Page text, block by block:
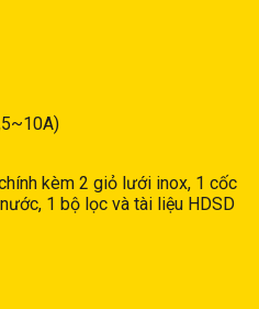
kèm 2 giỏ lưới inox, 1 cốc
1 bộ lọc và tài liệu HDSD